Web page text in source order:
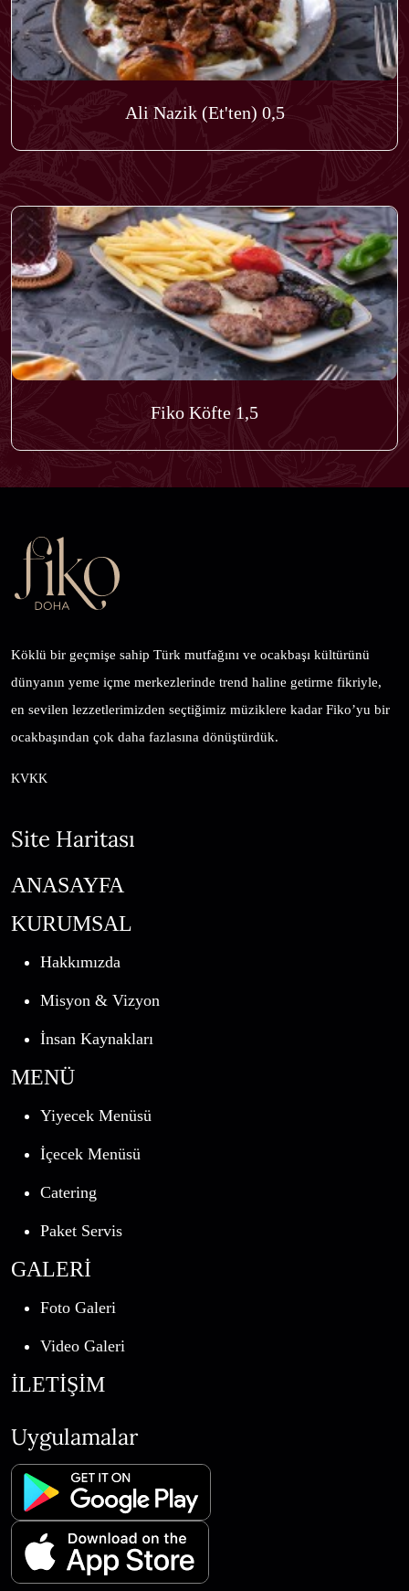
Ali Nazik (Et'ten) 0,5
Fiko Köfte 1,5
Köklü bir geçmişe sahip Türk mutfağını ve ocakbaşı kültürünü
dünyanın yeme içme merkezlerinde trend haline getirme fikriyle,
en sevilen lezzetlerimizden seçtiğimiz müziklere kadar Fiko’yu bir
ocakbaşından çok daha fazlasına dönüştürdük.
KVKK
Site Haritası
ANASAYFA
KURUMSAL
Hakkımızda
Misyon & Vizyon
İnsan Kaynakları
MENÜ
Yiyecek Menüsü
İçecek Menüsü
Catering
Paket Servis
GALERİ
Foto Galeri
Video Galeri
İLETİŞİM
Uygulamalar